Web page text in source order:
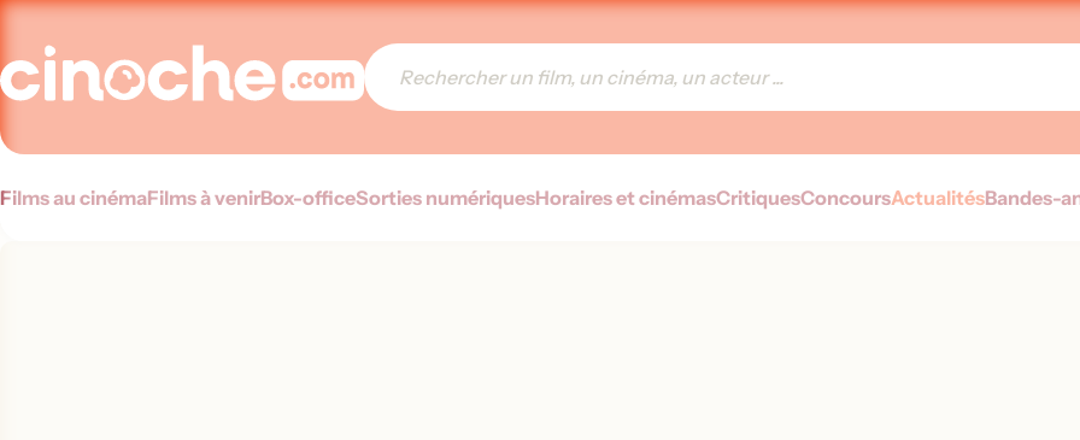
Films au cinémaFilms à venirBox-officeSorties numériquesHoraires et cinémasCritiquesConcoursActualitésBandes-